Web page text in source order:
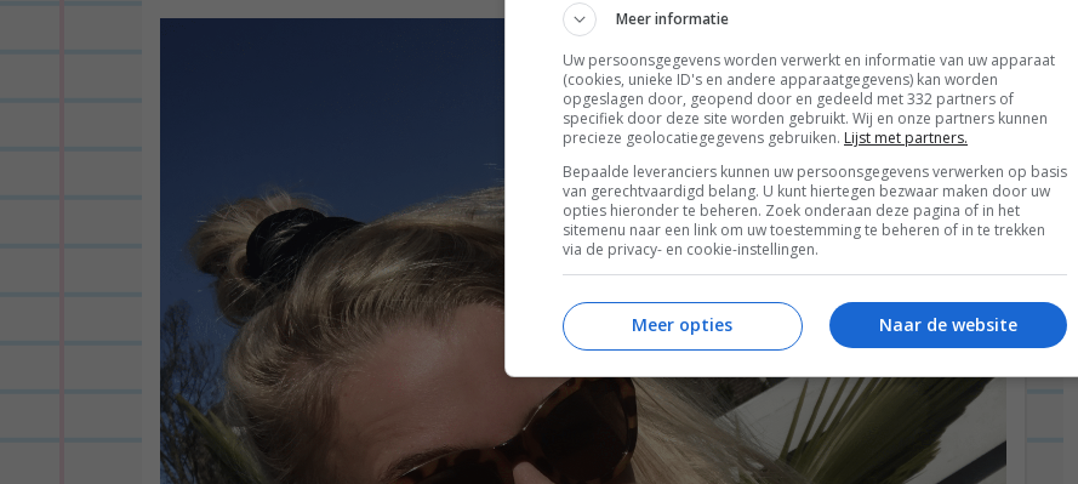
Meer informatie
Uw persoonsgegevens worden verwerkt en informatie van uw apparaat
(cookies, unieke ID's en andere apparaatgegevens) kan worden
opgeslagen door, geopend door en gedeeld met 332 partners of
specifiek door deze site worden gebruikt. Wij en onze partners kunnen
precieze geolocatiegegevens gebruiken. Lijst met partners.
Bepaalde leveranciers kunnen uw persoonsgegevens verwerken op basis
van gerechtvaardigd belang. U kunt hiertegen bezwaar maken door uw
opties hieronder te beheren. Zoek onderaan deze pagina of in het
sitemenu naar een link om uw toestemming te beheren of in te trekken
via de privacy- en cookie-instellingen.
Naar de website
Meer opties